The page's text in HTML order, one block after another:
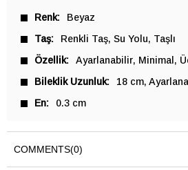
Renk
Beyaz
Taş
Renkli Taş Su Yolu
Taşlı
Özellik
Ayarlanabilir Minimal
Bileklik Uzunluk
18 cm
En
0.3 cm
COMMENTS(0)